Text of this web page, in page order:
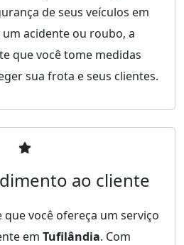
de seus veículos em
um acidente ou roubo, a
que você tome medidas
sua frota e seus clientes.
ao cliente
você ofereça um serviço
em Tufilândia. Com